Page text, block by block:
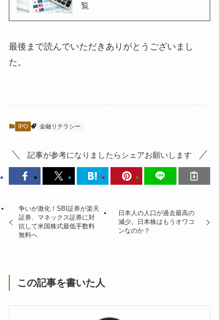
覧
最後まで読んでいただきありがとうございまし
た。
IPO 金融リテラシー
記事が参考になりましたらシェアお願いします
争いが激化！SBI証券が楽天
証券、マネックス証券に対
抗して米国株式最低手数料
無料へ
日本人の人口が過去最高の
減少。日本株はもうオワコ
ンなのか？
この記事を書いた人